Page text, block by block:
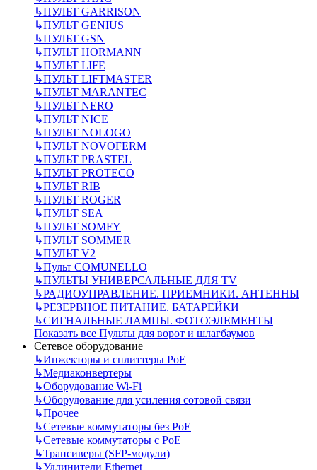
↳ПУЛЬТ GARRISON
↳ПУЛЬТ GENIUS
↳ПУЛЬТ GSN
↳ПУЛЬТ HORMANN
↳ПУЛЬТ LIFE
↳ПУЛЬТ LIFTMASTER
↳ПУЛЬТ MARANTEC
↳ПУЛЬТ NERO
↳ПУЛЬТ NICE
↳ПУЛЬТ NOLOGO
↳ПУЛЬТ NOVOFERM
↳ПУЛЬТ PRASTEL
↳ПУЛЬТ PROTECO
↳ПУЛЬТ RIB
↳ПУЛЬТ ROGER
↳ПУЛЬТ SEA
↳ПУЛЬТ SOMFY
↳ПУЛЬТ SOMMER
↳ПУЛЬТ V2
↳Пульт СOMUNELLO
↳ПУЛЬТЫ УНИВЕРСАЛЬНЫЕ ДЛЯ TV
↳РАДИОУПРАВЛЕНИЕ. ПРИЕМНИКИ. АНТЕННЫ
↳РЕЗЕРВНОЕ ПИТАНИЕ. БАТАРЕЙКИ
↳СИГНАЛЬНЫЕ ЛАМПЫ. ФОТОЭЛЕМЕНТЫ
Показать все Пульты для ворот и шлагбаумов
Сетевое оборудование
↳Инжекторы и сплиттеры РоЕ
↳Медиаконвертеры
↳Оборудование Wi-Fi
↳Оборудование для усиления сотовой связи
↳Прочее
↳Сетевые коммутаторы без РоЕ
↳Сетевые коммутаторы с РоЕ
↳Трансиверы (SFP-модули)
↳Удлинители Ethernet